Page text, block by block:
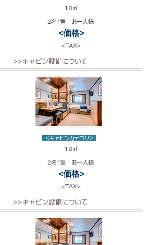
18㎡
2名1室 お一人様
<価格>
<TAX>
>>キャビン設備について
<キャビンカテゴリ>
18㎡
2名1室 お一人様
<価格>
<TAX>
>>キャビン設備について